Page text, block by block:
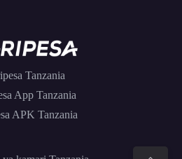
Tanzania
App Tanzania
APK Tanzania